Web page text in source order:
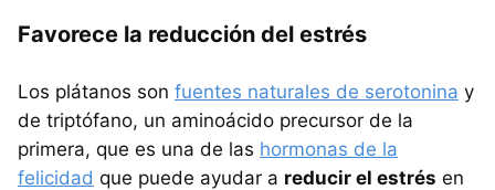
Favorece la reducción del estrés
Los plátanos son fuentes naturales de serotonina y
de triptófano, un aminoácido precursor de la
primera, que es una de las hormonas de la
felicidad que puede ayudar a reducir el estrés en